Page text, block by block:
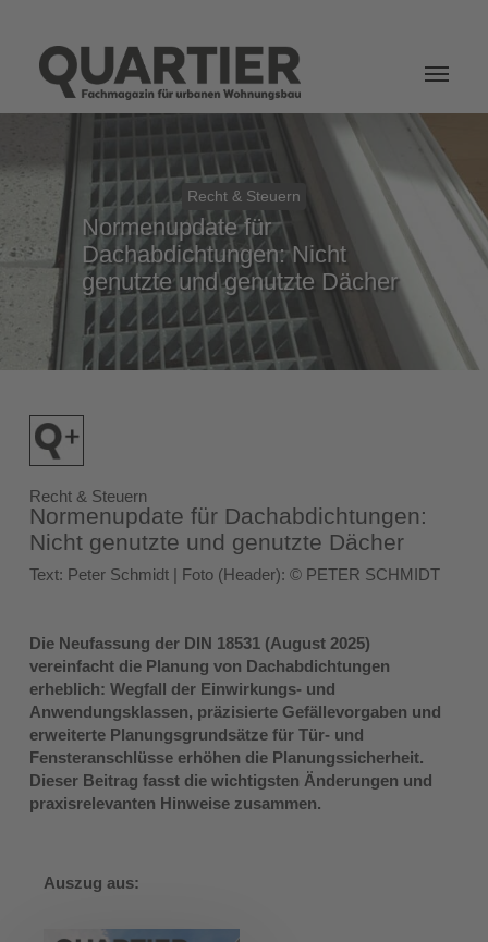
Recht & Steuern
Normenupdate für
Dachabdichtungen: Nicht
genutzte und genutzte Dächer
Recht & Steuern
Normenupdate für Dachabdichtungen:
Nicht genutzte und genutzte Dächer
Text: Peter Schmidt | Foto (Header): © PETER SCHMIDT
Die Neufassung der DIN 18531 (August 2025)
vereinfacht die Planung von Dachabdichtungen
erheblich: Wegfall der Einwirkungs- und
Anwendungsklassen, präzisierte Gefällevorgaben und
erweiterte Planungsgrundsätze für Tür- und
Fensteranschlüsse erhöhen die Planungssicherheit.
Dieser Beitrag fasst die wichtigsten Änderungen und
praxisrelevanten Hinweise zusammen.
Auszug aus: